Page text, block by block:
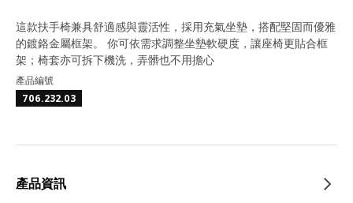
這款扶手椅兼具舒適感與靈活性，採用充氣坐墊，搭配堅固而優雅
的鍍鉻金屬框架。 你可依需求調整坐墊軟硬度，讓座椅更貼合框
架；椅套亦可拆下機洗，弄髒也不用擔心
產品編號
706.232.03
產品資訊